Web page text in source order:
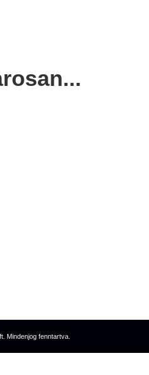
Mindenjog fenntartva.